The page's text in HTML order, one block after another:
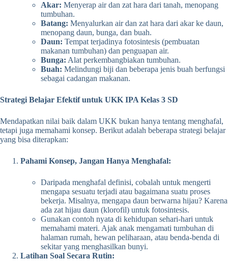
Akar: Menyerap air dan zat hara dari tanah, menopang
tumbuhan.
Batang: Menyalurkan air dan zat hara dari akar ke daun,
menopang daun, bunga, dan buah.
Daun: Tempat terjadinya fotosintesis (pembuatan
makanan tumbuhan) dan penguapan air.
Bunga: Alat perkembangbiakan tumbuhan.
Buah: Melindungi biji dan beberapa jenis buah berfungsi
sebagai cadangan makanan.
Strategi Belajar Efektif untuk UKK IPA Kelas 3 SD
Mendapatkan nilai baik dalam UKK bukan hanya tentang menghafal,
tetapi juga memahami konsep. Berikut adalah beberapa strategi belajar
yang bisa diterapkan:
Pahami Konsep, Jangan Hanya Menghafal:
Daripada menghafal definisi, cobalah untuk mengerti
mengapa sesuatu terjadi atau bagaimana suatu proses
bekerja. Misalnya, mengapa daun berwarna hijau? Karena
ada zat hijau daun (klorofil) untuk fotosintesis.
Gunakan contoh nyata di kehidupan sehari-hari untuk
memahami materi. Ajak anak mengamati tumbuhan di
halaman rumah, hewan peliharaan, atau benda-benda di
sekitar yang menghasilkan bunyi.
Latihan Soal Secara Rutin: